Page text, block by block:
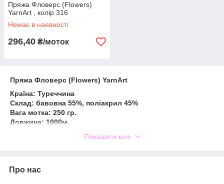
Пряжа Фловерс (Flowers)
YarnArt , колір 316
Немає в наявності
296,40 ₴/моток
Пряжа Фловерс (Flowers) YarnArt
Країна: Туреччина
Склад: бавовна 55%, поліакрил 45%
Вага мотка: 250 гр.
Довжина: 1000м.
відмінно підходить для в'язання як одягу, так і
Пряжа цікава переходом квітів. У ній поєднуються кілька
Показати все
Про нас